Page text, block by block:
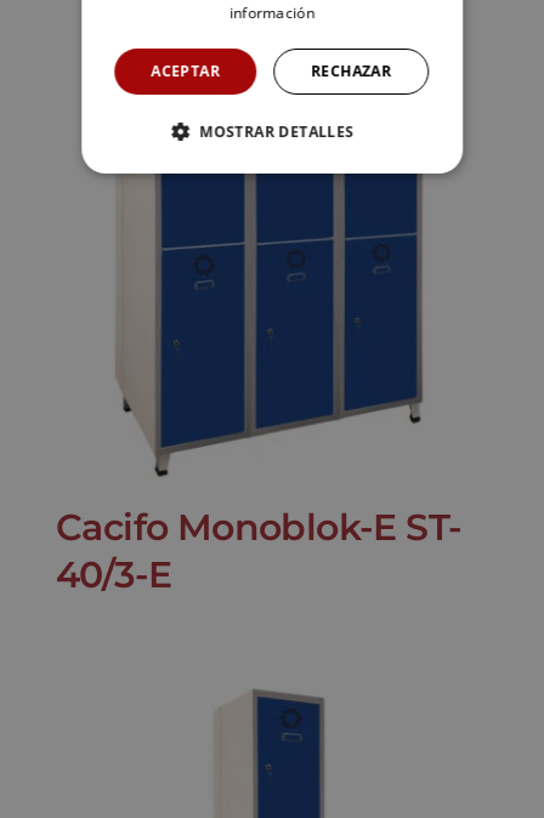
Cacifo Monoblok-E ST-
40/3-E
información
ACEPTAR RECHAZAR
MOSTRAR DETALLES